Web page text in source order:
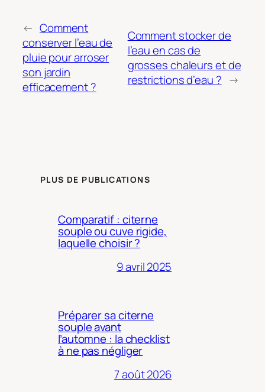
← Comment
conserver l’eau de
pluie pour arroser
son jardin
efficacement ?
Comment stocker de
l’eau en cas de
grosses chaleurs et de
restrictions d’eau ? →
PLUS DE PUBLICATIONS
Comparatif : citerne
souple ou cuve rigide,
laquelle choisir ?
9 avril 2025
Préparer sa citerne
souple avant
l’automne : la checklist
à ne pas négliger
7 août 2026